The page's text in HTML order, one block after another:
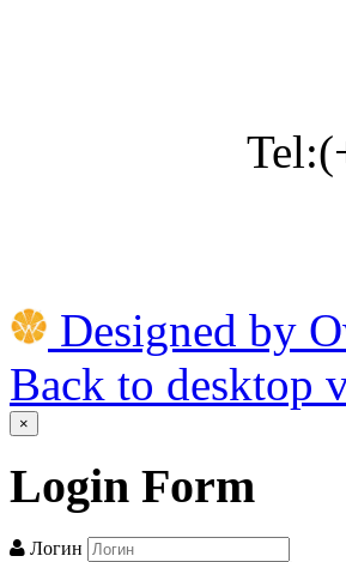
Designed by
Back to desktop
×
Login Form
Логин